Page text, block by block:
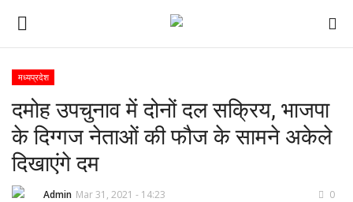
ई-पेपर
होम
Contact Us
मध्यप्रदेश
दमोह उपचुनाव में दोनों दल सक्रिय, भाजपा
के दिग्गज नेताओं की फौज के सामने अकेले
दिखाएंगे दम
Admin Mar 31, 2021 - 14:23 0